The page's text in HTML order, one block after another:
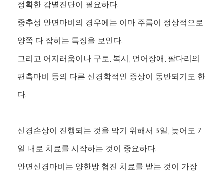
정확한 감별진단이 필요하다.
중추성 안면마비의 경우에는 이마 주름이 정상적으로
양쪽 다 잡히는 특징을 보인다.
그리고 어지러움이나 구토, 복시, 언어장애, 팔다리의
편측마비 등의 다른 신경학적인 증상이 동반되기도 한
다.
신경손상이 진행되는 것을 막기 위해서 3일, 늦어도 7
일 내로 치료를 시작하는 것이 중요하다.
안면신경마비는 양한방 협진 치료를 받는 것이 가장